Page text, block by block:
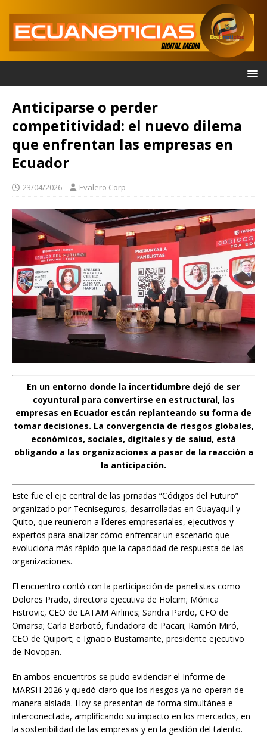
Anticiparse o perder
competitividad: el nuevo dilema
que enfrentan las empresas en
Ecuador
23/04/2026 Evalero Corp
En un entorno donde la incertidumbre dejó de ser
coyuntural para convertirse en estructural, las
empresas en Ecuador están replanteando su forma de
tomar decisiones. La convergencia de riesgos globales,
económicos, sociales, digitales y de salud, está
obligando a las organizaciones a pasar de la reacción a
la anticipación.
Este fue el eje central de las jornadas “Códigos del Futuro”
organizado por Tecniseguros, desarrolladas en Guayaquil y
Quito, que reunieron a líderes empresariales, ejecutivos y
expertos para analizar cómo enfrentar un escenario que
evoluciona más rápido que la capacidad de respuesta de las
organizaciones.
El encuentro contó con la participación de panelistas como
Dolores Prado, directora ejecutiva de Holcim; Mónica
Fistrovic, CEO de LATAM Airlines; Sandra Pardo, CFO de
Omarsa; Carla Barbotó, fundadora de Pacari; Ramón Miró,
CEO de Quiport; e Ignacio Bustamante, presidente ejecutivo
de Novopan.
En ambos encuentros se pudo evidenciar el Informe de
MARSH 2026 y quedó claro que los riesgos ya no operan de
manera aislada. Hoy se presentan de forma simultánea e
interconectada, amplificando su impacto en los mercados, en
la sostenibilidad de las empresas y en la gestión del talento.